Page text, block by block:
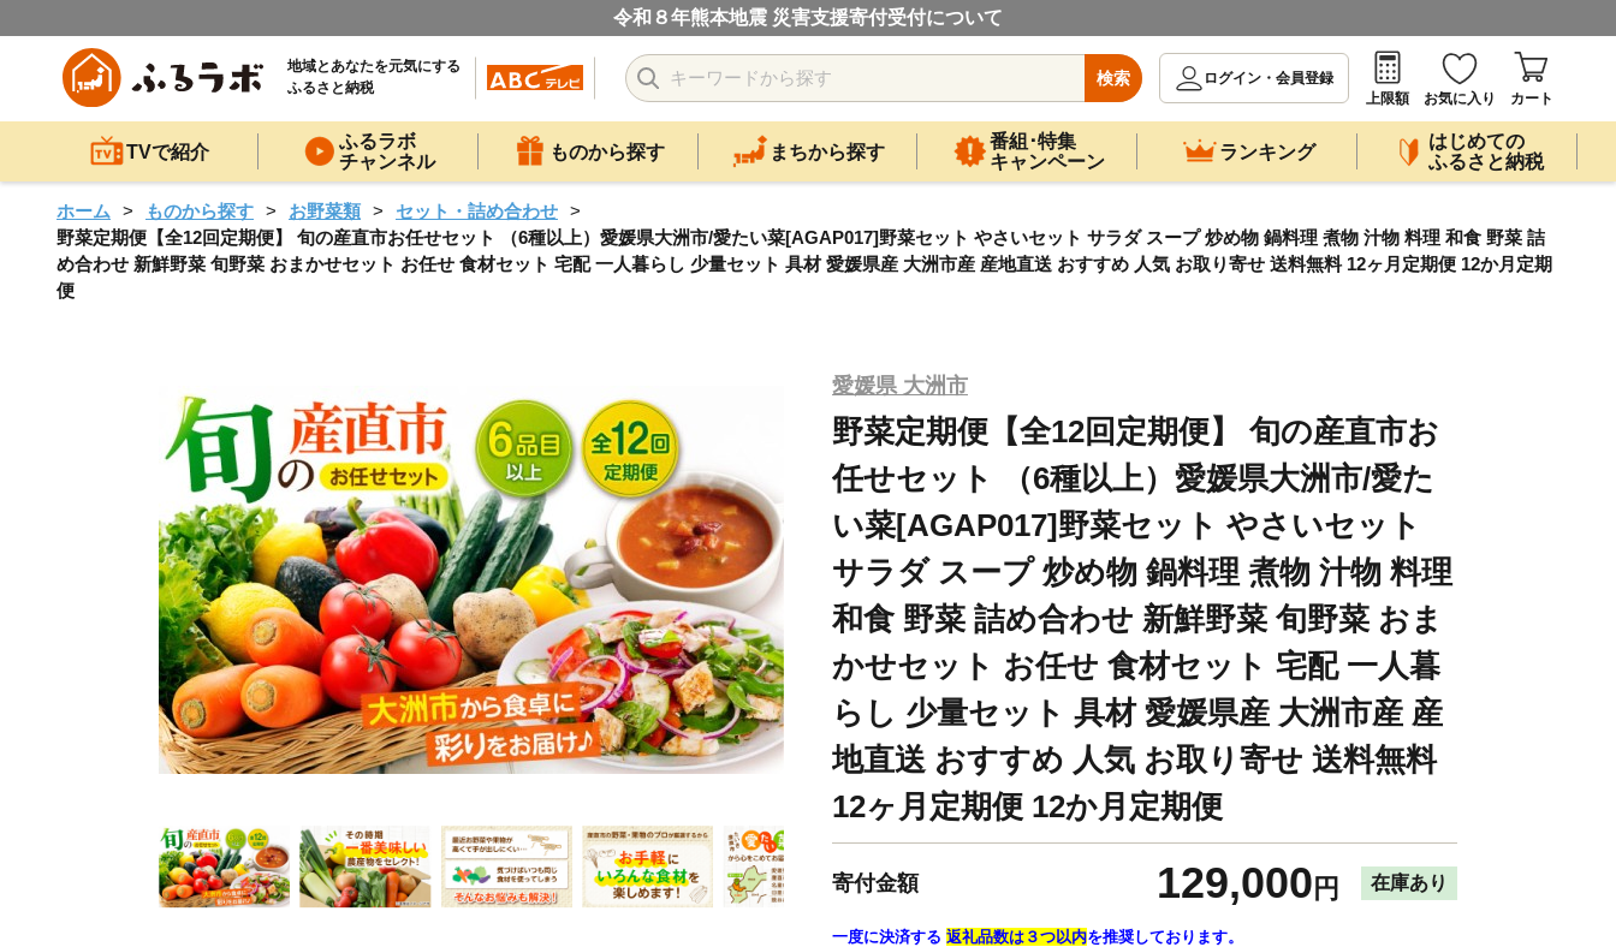
令和８年熊本地震 災害支援寄付受付について
地域とあなたを元気にする
ふるさと納税
検索
ログイン・会員登録
上限額
お気に入り カート
TVで紹介
ふるラボ
チャンネル
ものから探す まちから探す
番組･特集
キャンペーン
ランキング
はじめての
ふるさと納税
ホーム ものから探す お野菜類
セット・詰め合わせ
野菜定期便【全12回定期便】 旬の産直市お任せセット （6種以上）愛媛県大洲市/愛たい菜[AGAP017]野菜セット やさいセット サラダ スープ 炒め物 鍋料理 煮物 汁物 料理 和食 野菜 詰
め合わせ 新鮮野菜 旬野菜 おまかせセット お任せ 食材セット 宅配 一人暮らし 少量セット 具材 愛媛県産 大洲市産 産地直送 おすすめ 人気 お取り寄せ 送料無料 12ヶ月定期便 12か月定期
便
愛媛県 大洲市
野菜定期便【全12回定期便】 旬の産直市お
任せセット （6種以上）愛媛県大洲市/愛た
い菜[AGAP017]野菜セット やさいセット
サラダ スープ 炒め物 鍋料理 煮物 汁物 料理
和食 野菜 詰め合わせ 新鮮野菜 旬野菜 おま
かせセット お任せ 食材セット 宅配 一人暮
らし 少量セット 具材 愛媛県産 大洲市産 産
地直送 おすすめ 人気 お取り寄せ 送料無料
12ヶ月定期便 12か月定期便
寄付金額 129,000 円 在庫あり
一度に決済する 返礼品数は３つ以内を推奨しております。